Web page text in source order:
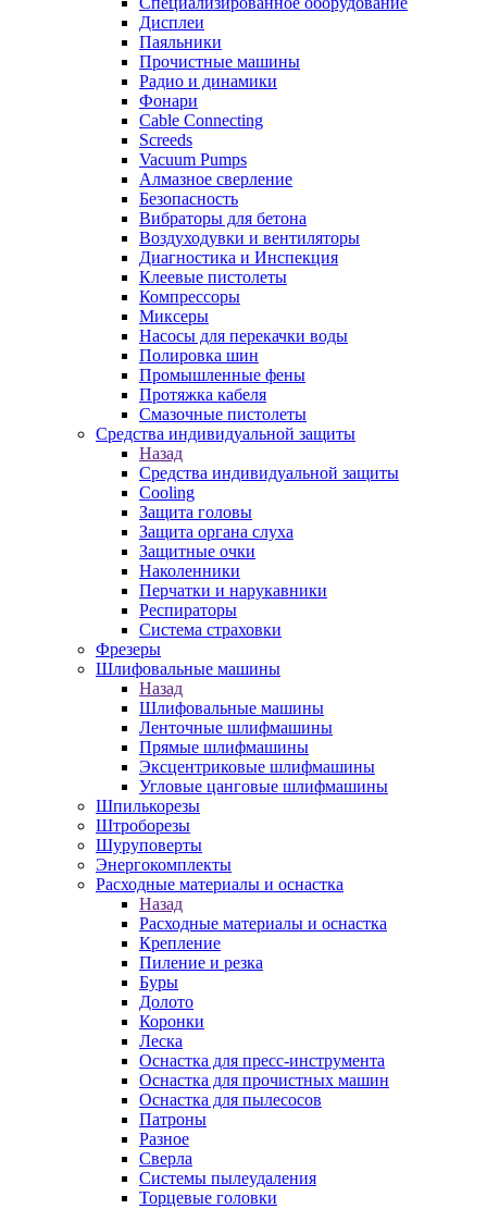
Дисплеи
Паяльники
Прочистные машины
Радио и динамики
Фонари
Cable Connecting
Screeds
Vacuum Pumps
Алмазное сверление
Безопасность
Вибраторы для бетона
Воздуходувки и вентиляторы
Диагностика и Инспекция
Клеевые пистолеты
Компрессоры
Миксеры
Насосы для перекачки воды
Полировка шин
Промышленные фены
Протяжка кабеля
Смазочные пистолеты
Средства индивидуальной защиты
Назад
Средства индивидуальной защиты
Cooling
Защита головы
Защита органа слуха
Защитные очки
Наколенники
Перчатки и нарукавники
Респираторы
Система страховки
Фрезеры
Шлифовальные машины
Назад
Шлифовальные машины
Ленточные шлифмашины
Прямые шлифмашины
Эксцентриковые шлифмашины
Угловые цанговые шлифмашины
Шпилькорезы
Штроборезы
Шуруповерты
Энергокомплекты
Расходные материалы и оснастка
Назад
Расходные материалы и оснастка
Крепление
Пиление и резка
Буры
Долото
Коронки
Леска
Оснастка для пресс-инструмента
Оснастка для прочистных машин
Оснастка для пылесосов
Патроны
Разное
Сверла
Системы пылеудаления
Торцевые головки